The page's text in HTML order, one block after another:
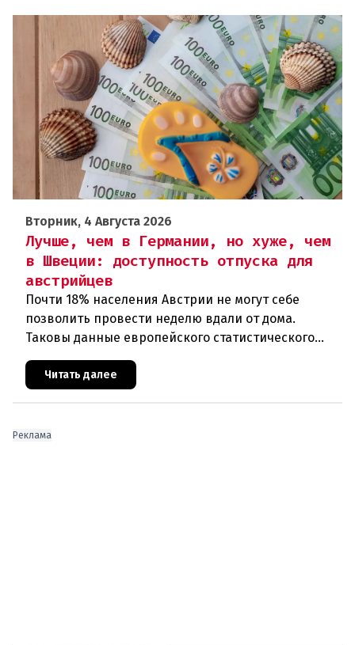
Вторник, 4 Августа 2026
Лучше, чем в Германии, но хуже, чем
в Швеции: доступность отпуска для
австрийцев
Почти 18% населения Австрии не могут себе
позволить провести неделю вдали от дома.
Таковы данные европейского статистического
агентства Eurostat за 2025 год. И хотя ситуация в
стране выглядит лучше ср
Читать далее
Реклама